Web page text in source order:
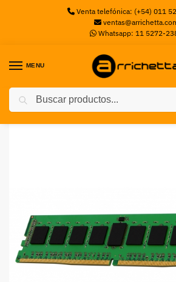
Venta telefónica: (+54) 011
Whatsapp: 11 5272-
MENU
Inicio Memorias PC / Memoria RAM Kingston KTD-